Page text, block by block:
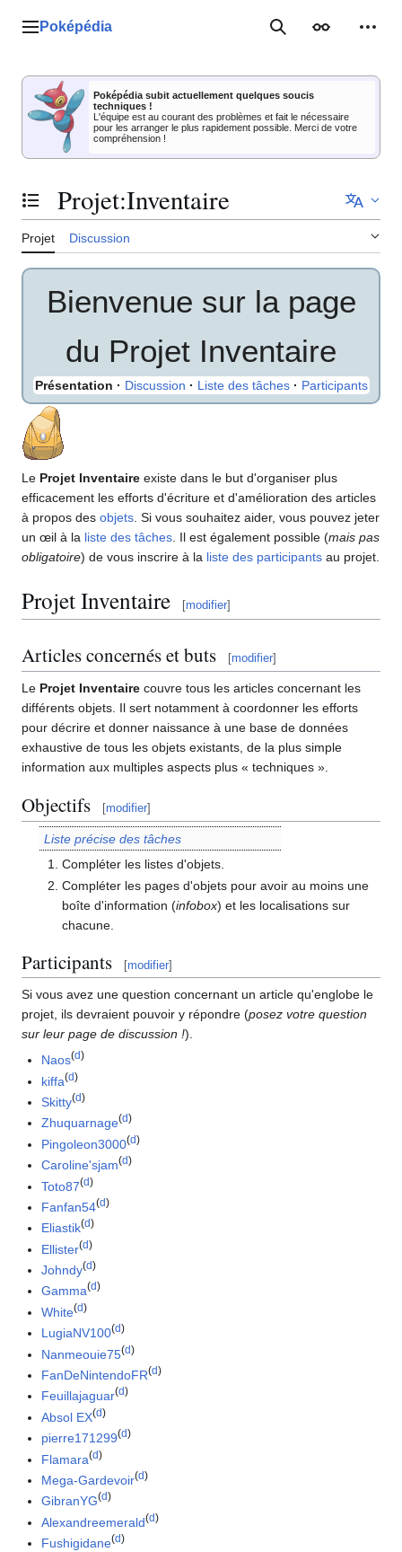
Menu principal
Poképédia RechercherApparence
Poképédia subit actuellement quelques soucis
techniques !
L'équipe est au courant des problèmes et fait le nécessaire
pour les arranger le plus rapidement possible. Merci de votre
compréhension !
Basculer la table des matières
Projet:Inventaire
Projet Discussion
Bienvenue sur la page
du Projet Inventaire
Présentation · Discussion · Liste des tâches · Participants
Le Projet Inventaire existe dans le but d'organiser plus
efficacement les efforts d'écriture et d'amélioration des articles
à propos des objets . Si vous souhaitez aider, vous pouvez jeter
un œil à la liste des tâches . Il est également possible (mais pas
obligatoire) de vous inscrire à la liste des participants au projet.
Projet Inventaire [modifier]
Articles concernés et buts [modifier]
Le Projet Inventaire couvre tous les articles concernant les
différents objets. Il sert notamment à coordonner les efforts
pour décrire et donner naissance à une base de données
exhaustive de tous les objets existants, de la plus simple
information aux multiples aspects plus « techniques ».
Objectifs [modifier]
Liste précise des tâches
Compléter les listes d'objets.
Compléter les pages d'objets pour avoir au moins une
boîte d'information (infobox) et les localisations sur
chacune.
Participants [modifier]
Si vous avez une question concernant un article qu'englobe le
projet, ils devraient pouvoir y répondre (posez votre question
sur leur page de discussion !).
Naos(d)
kiffa(d)
Skitty(d)
Zhuquarnage(d)
Pingoleon3000(d)
Caroline'sjam(d)
Toto87(d)
Fanfan54(d)
Eliastik(d)
Ellister(d)
Johndy(d)
Gamma(d)
White(d)
LugiaNV100(d)
Nanmeouie75(d)
FanDeNintendoFR(d)
Feuillajaguar(d)
Absol EX(d)
pierre171299(d)
Flamara(d)
Mega-Gardevoir(d)
GibranYG(d)
Alexandreemerald(d)
Fushigidane(d)